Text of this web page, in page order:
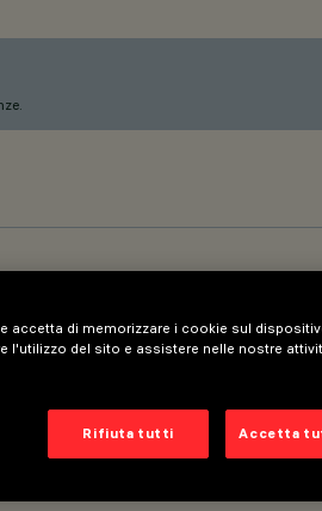
accetta di memorizzare i cookie sul
l'utilizzo del sito e assistere nelle nostre
Rifiuta tutti Accetta